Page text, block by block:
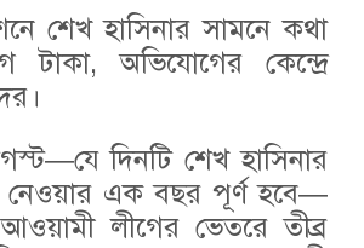
শেখ হাসিনার সামনে কথা
টাকা, অভিযোগের কেন্দ্রে
দিনটি শেখ হাসিনার
নেওয়ার এক বছর পূর্ণ হবে—
লীগের ভেতরে তীব্র